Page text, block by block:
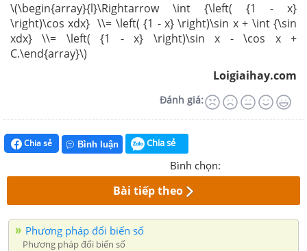
\(\begin{array}{l}\Rightarrow \int {\left( {1 - x}
\right)\cos xdx} \\= \left( {1 - x} \right)\sin x + \int {\sin
xdx} \\= \left( {1 - x} \right)\sin x - \cos x +
C.\end{array}\)
Loigiaihay.com
Đánh giá:
Chia sẻ Bình luận Chia sẻ
Bình chọn:
Bài tiếp theo
Phương pháp đổi biến số
Phương pháp đổi biến số